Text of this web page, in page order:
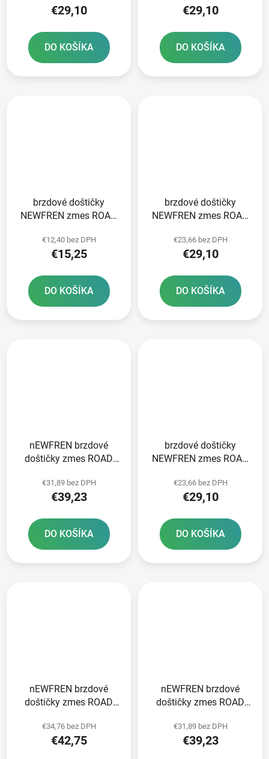
€29,10
DO KOŠÍKA
€29,10
DO KOŠÍKA
brzdové doštičky
NEWFREN zmes ROAD
v balení
€12,40 bez DPH
€15,25
DO KOŠÍKA
brzdové doštičky
NEWFREN zmes ROAD
v balení
€23,66 bez DPH
€29,10
DO KOŠÍKA
nEWFREN brzdové
doštičky zmes ROAD
ks v balení
€31,89 bez DPH
€39,23
DO KOŠÍKA
brzdové doštičky
NEWFREN zmes ROAD
v balení
€23,66 bez DPH
€29,10
DO KOŠÍKA
nEWFREN brzdové
doštičky zmes ROAD
ks v balení
€34,76 bez DPH
€42,75
nEWFREN brzdové
doštičky zmes ROAD
ks v balení
€31,89 bez DPH
€39,23